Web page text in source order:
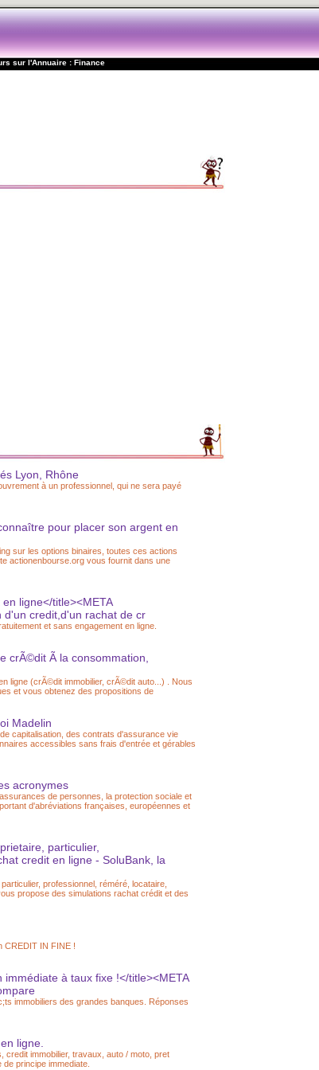
sur l'Annuaire : Finance
Lyon, Rhône
à un professionnel, qui ne sera payé
pour placer son argent en
sur les options binaires, toutes ces actions
actionenbourse.org vous fournit dans une
ligne</title><META
d'un credit,d'un rachat de cr
et sans engagement en ligne.
crÃ©dit Ã la consommation,
ligne (crÃ©dit immobilier, crÃ©dit auto...) . Nous
et vous obtenez des propositions de
Madelin
capitalisation, des contrats d'assurance vie
accessibles sans frais d'entrée et gérables
acronymes
de personnes, la protection sociale et
d'abréviations françaises, européennes et
particulier,
credit en ligne - SoluBank, la
professionnel, réméré, locataire,
propose des simulations rachat crédit et des
CREDIT IN FINE !
à taux fixe !</title><META
immobiliers des grandes banques. Réponses
ligne.
credit immobilier, travaux, auto / moto, pret
principe immediate.